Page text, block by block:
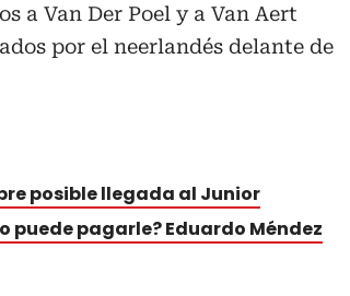
a Van Der Poel y a Van Aert
por el neerlandés delante de
posible llegada al Junior
puede pagarle? Eduardo Méndez